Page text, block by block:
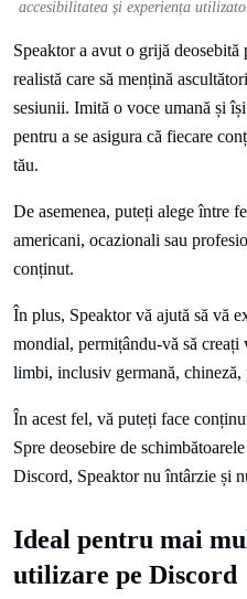
accesibilitatea și experiența
Speaktor a avut o grijă deosebită
realistă care să mențină
sesiunii. Imită o voce umană și
pentru a se asigura că fiecare
tău.
De asemenea, puteți alege între
americani, ocazionali sau
conținut.
În plus, Speaktor vă ajută să vă
mondial, permițându-vă să
limbi, inclusiv germană, chineză,
În acest fel, vă puteți face
Spre deosebire de
Discord, Speaktor nu întârzie și
Ideal pentru mai
utilizare pe Discord